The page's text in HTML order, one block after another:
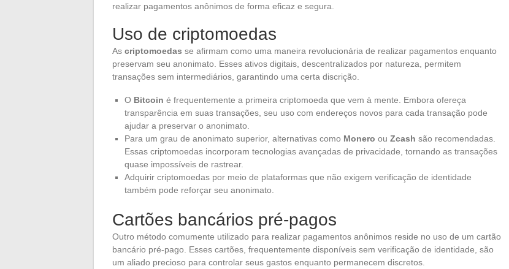
realizar pagamentos anônimos de forma eficaz e segura.
Uso de criptomoedas
As criptomoedas se afirmam como uma maneira revolucionária de realizar pagamentos enquanto
preservam seu anonimato. Esses ativos digitais, descentralizados por natureza, permitem
transações sem intermediários, garantindo uma certa discrição.
O Bitcoin é frequentemente a primeira criptomoeda que vem à mente. Embora ofereça
transparência em suas transações, seu uso com endereços novos para cada transação pode
ajudar a preservar o anonimato.
Para um grau de anonimato superior, alternativas como Monero ou Zcash são recomendadas.
Essas criptomoedas incorporam tecnologias avançadas de privacidade, tornando as transações
quase impossíveis de rastrear.
Adquirir criptomoedas por meio de plataformas que não exigem verificação de identidade
também pode reforçar seu anonimato.
Cartões bancários pré-pagos
Outro método comumente utilizado para realizar pagamentos anônimos reside no uso de um cartão
bancário pré-pago. Esses cartões, frequentemente disponíveis sem verificação de identidade, são
um aliado precioso para controlar seus gastos enquanto permanecem discretos.